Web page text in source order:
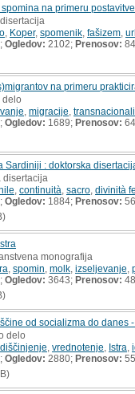
na primeru
Koper, spomenik fašizem
Ogledov: 2102; Prenosov: 84
na primeru
delo
migracije
Ogledov: 1689; Prenosov: 64
Sardiniji : doktorska
disertacija
continuità sacro divinità
Ogledov: 1884; Prenosov: 56
monografija
spomin molk izseljevanje
Ogledov: 3643; Prenosov: 48
od socializma do danes
delo
vrednotenje Istra
Ogledov: 2880; Prenosov: 55